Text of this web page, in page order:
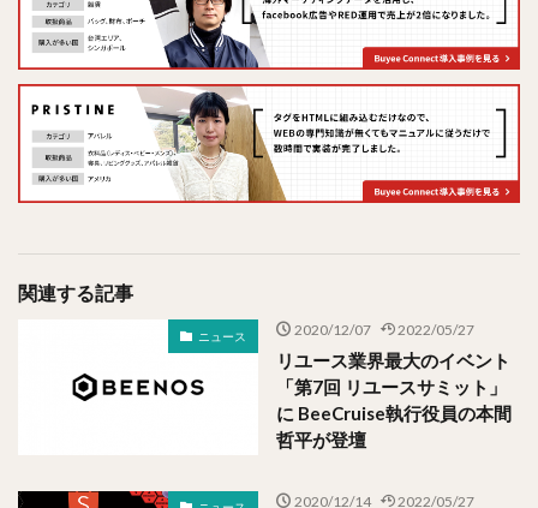
関連する記事
ニュース 2020/12/07 2022/05/27
リユース業界最大のイベント
「第7回 リユースサミット」
に BeeCruise執行役員の本間
哲平が登壇
2020/12/14 2022/05/27